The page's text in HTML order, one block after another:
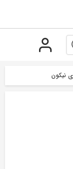
نیکون